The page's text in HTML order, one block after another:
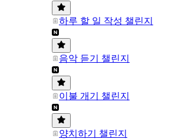
하루 할 일 작성 챌린지
음악 듣기 챌린지
이불 개기 챌린지
양치하기 챌린지